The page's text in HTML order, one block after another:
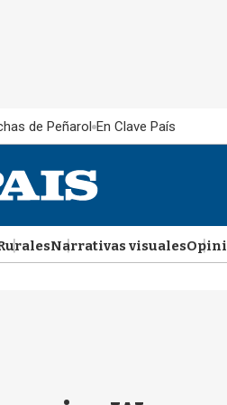
de Peñarol En Clave País
Narrativas visuales